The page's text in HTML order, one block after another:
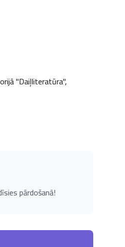
"Daiļliteratūra",
pārdošanā!